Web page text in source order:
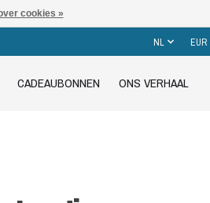
NL EUR
CADEAUBONNEN ONS VERHAAL
cookies »